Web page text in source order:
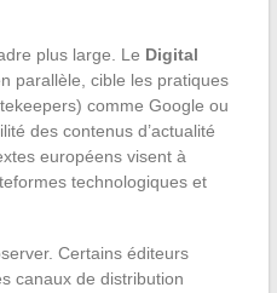
plus large. Le Digital
parallèle, cible les pratiques
comme Google ou
des contenus d’actualité
européens visent à
technologiques et
Certains éditeurs
canaux de distribution